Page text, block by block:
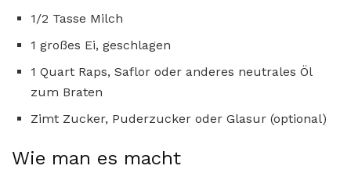
1/2 Tasse Milch
1 großes Ei, geschlagen
1 Quart Raps, Saflor oder anderes neutrales Öl
zum Braten
Zimt Zucker, Puderzucker oder Glasur (optional)
Wie man es macht